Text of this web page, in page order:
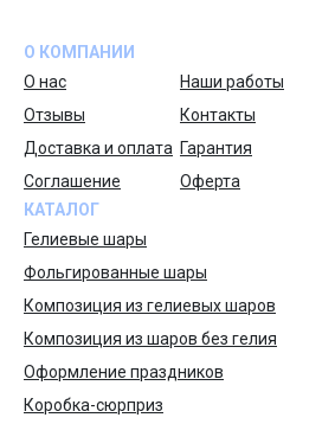
О КОМПАНИИ
О нас
Наши работы
Отзывы
Контакты
Доставка и оплата Гарантия
Соглашение
Оферта
КАТАЛОГ
Гелиевые шары
Фольгированные шары
Композиция из гелиевых шаров
Композиция из шаров без гелия
Оформление праздников
Коробка-сюрприз